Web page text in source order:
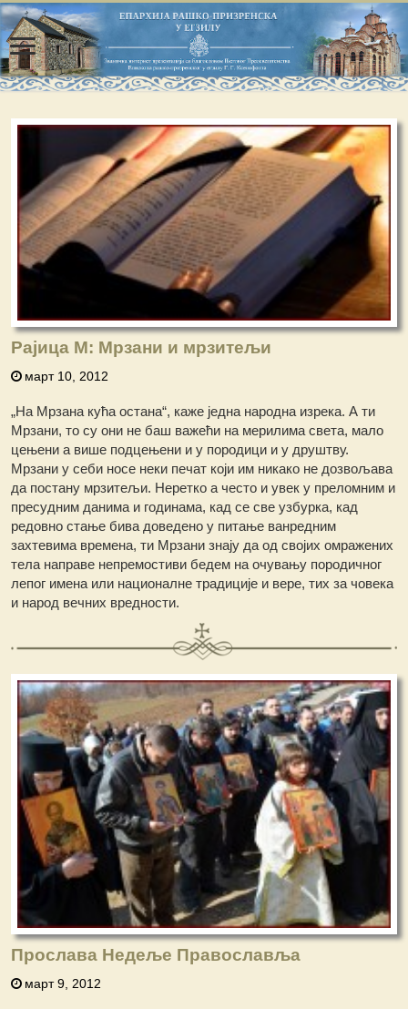
Рајица М: Мрзани и мрзитељи
март 10, 2012
„На Мрзана кућа остана“, каже једна народна изрека. А ти
Мрзани, то су они не баш важећи на мерилима света, мало
цењени а више подцењени и у породици и у друштву.
Мрзани у себи носе неки печат који им никако не дозвољава
да постану мрзитељи. Неретко а често и увек у преломним и
пресудним данима и годинама, кад се све узбурка, кад
редовно стање бива доведено у питање ванредним
захтевима времена, ти Мрзани знају да од својих омражених
тела направе непремостиви бедем на очувању породичног
лепог имена или националне традиције и вере, тих за човека
и народ вечних вредности.
Прослава Недеље Православља
март 9, 2012